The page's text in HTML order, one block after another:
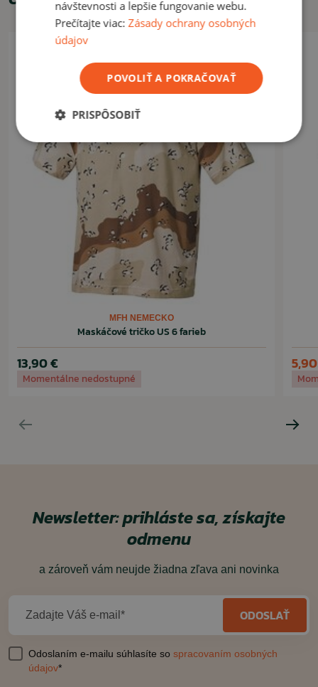
pohodlný strih
materiál dobre saje pot
Vhodné na bežné každodenné nosenie.
ČÍTAŤ MENEJ
MFH NEMECKO
Maskáčové tričko US 6 farieb
13,90 €
Momentálne nedostupné
Newsletter: prihláste sa, získajte
odmenu
a zároveň vám neujde žiadna zľava ani novinka
Zadajte Váš e-mail* ODOSLAŤ
Odoslaním e-mailu súhlasíte so spracovaním osobných
údajov*
návštevnosti a lepšie fungovanie webu.
Prečítajte viac:Zásady ochrany osobných
údajov
POVOLIŤ A POKRAČOVAŤ
PRISPÔSOBIŤ